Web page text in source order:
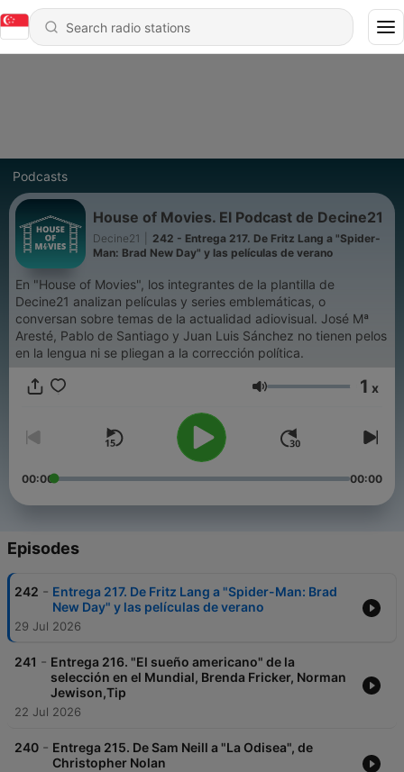
Podcasts
House of Movies. El Podcast de Decine21
Decine21
242 - Entrega 217. De Fritz Lang a "Spider-
Man: Brad New Day" y las películas de verano
En "House of Movies", los integrantes de la plantilla de
Decine21 analizan películas y series emblemáticas, o
conversan sobre temas de la actualidad adiovisual. José Mª
Aresté, Pablo de Santiago y Juan Luis Sánchez no tienen pelos
en la lengua ni se pliegan a la corrección política.
Volume 1 x
00:00 00:00
Episodes
242 - Entrega 217. De Fritz Lang a "Spider-Man: Brad
New Day" y las películas de verano
29 Jul 2026
241 - Entrega 216. "El sueño americano" de la
selección en el Mundial, Brenda Fricker, Norman
Jewison,Tip
22 Jul 2026
240 - Entrega 215. De Sam Neill a "La Odisea", de
Christopher Nolan